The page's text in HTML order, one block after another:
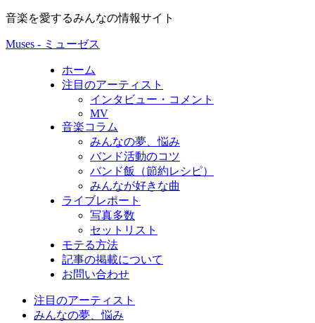
音楽を愛するみんなの情報サイト
Muses - ミューゼス
ホーム
注目のアーティスト
インタビュー・コメント
MV
音楽コラム
みんなの夢、悩み
バンド活動のコツ
バンド飯（節約レシピ）
みんなが好きな曲
ライブレポート
写真多数
セットリスト
モテる方法
記事の掲載について
お問い合わせ
注目のアーティスト
みんなの夢、悩み